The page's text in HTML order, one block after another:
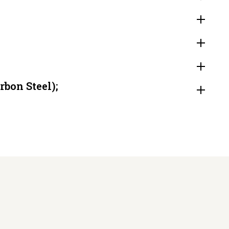
Open
Open
Open
Steel);
Open